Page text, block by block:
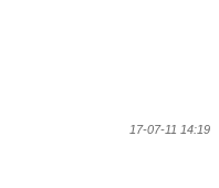
17-07-11 14:19